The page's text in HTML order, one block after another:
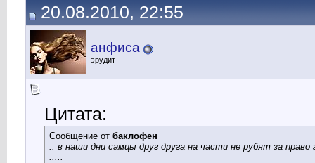
20.08.2010, 22:55
анфиса
эрудит
Цитата:
Сообщение от баклофен
.. в наши дни самцы друг друга на части не рубят за
.....